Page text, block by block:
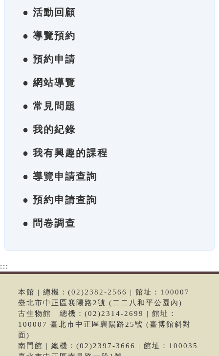
● 活動回顧
● 導覽預約
● 預約申請
● 網站導覽
● 常見問題
● 我的紀錄
● 我有興趣的課程
● 導覽申請查詢
● 預約申請查詢
● 問卷調查
:::
本館 | 總機：(02)2382-2566 | 館址：100007
臺北市中正區襄陽路2號 (二二八和平公園內)
古生物館 | 總機：(02)2314-2699 | 館址：
100007 臺北市中正區襄陽路25號 (臺博館斜對
面)
南門館 | 總機：(02)2397-3666 | 館址：100035